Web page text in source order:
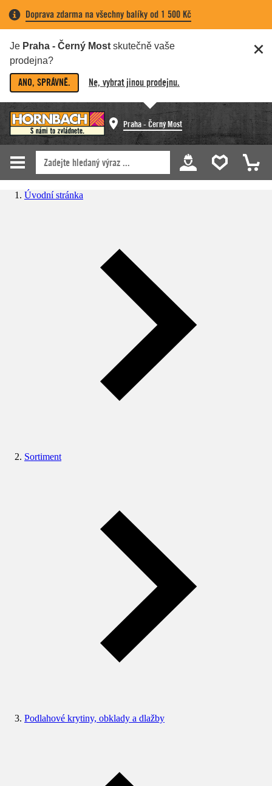
Doprava zdarma na všechny balíky od 1 500 Kč
Je Praha - Černý Most skutečně vaše
prodejna?
ANO, SPRÁVNĚ. Ne, vybrat jinou prodejnu.
Praha - Černý Most
Úvodní stránka
Sortiment
Podlahové krytiny, obklady a dlažby